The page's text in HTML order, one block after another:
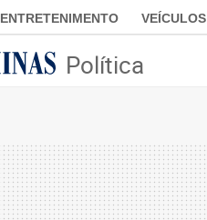
ENTRETENIMENTO VEÍCULOS
Política